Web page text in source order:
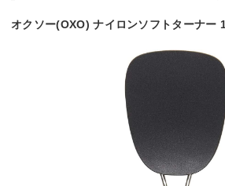
オクソー(OXO) ナイロンソフトターナー